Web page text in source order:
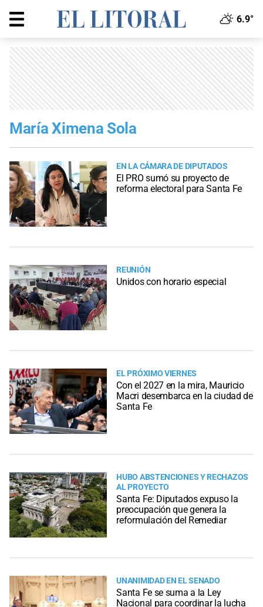
6.9°
María Ximena Sola
EN LA CÁMARA DE DIPUTADOS
El PRO sumó su proyecto de
reforma electoral para Santa Fe
REUNIÓN
Unidos con horario especial
EL PRÓXIMO VIERNES
Con el 2027 en la mira, Mauricio
Macri desembarca en la ciudad de
Santa Fe
HUBO ABSTENCIONES Y RECHAZOS
AL PROYECTO
Santa Fe: Diputados expuso la
preocupación que genera la
reformulación del Remediar
UNANIMIDAD EN EL SENADO
Santa Fe se suma a la Ley
Nacional para coordinar la lucha